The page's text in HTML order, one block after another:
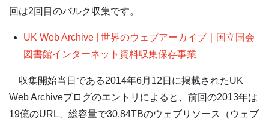
回は2回目のバルク収集です。
UK Web Archive | 世界のウェブアーカイブ｜国立国会
図書館インターネット資料収集保存事業
収集開始当日である2014年6月12日に掲載されたUK
Web Archiveブログのエントリによると、前回の2013年は
19億のURL、総容量で30.84TBのウェブリソース（ウェブ